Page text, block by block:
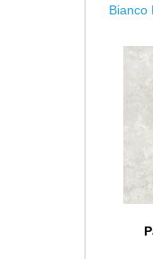
Bianco